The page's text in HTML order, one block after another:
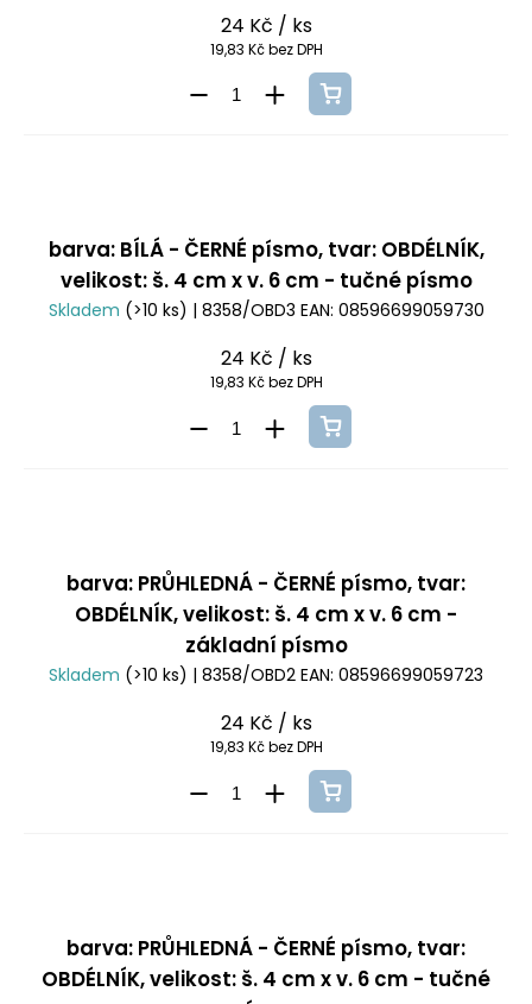
24 Kč / ks
19,83 Kč bez DPH
barva: BÍLÁ - ČERNÉ písmo, tvar: OBDÉLNÍK,
velikost: š. 4 cm x v. 6 cm - tučné písmo
Skladem (>10 ks) | 8358/OBD3 EAN: 08596699059730
24 Kč / ks
19,83 Kč bez DPH
barva: PRŮHLEDNÁ - ČERNÉ písmo, tvar:
OBDÉLNÍK, velikost: š. 4 cm x v. 6 cm -
základní písmo
Skladem (>10 ks) | 8358/OBD2 EAN: 08596699059723
24 Kč / ks
19,83 Kč bez DPH
barva: PRŮHLEDNÁ - ČERNÉ písmo, tvar:
OBDÉLNÍK, velikost: š. 4 cm x v. 6 cm - tučné